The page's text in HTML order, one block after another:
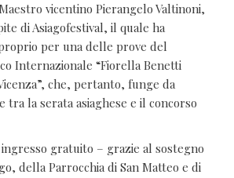
vicentino Pierangelo Valtinoni,
di Asiagofestival, il quale ha
per una delle prove del
Internazionale “Fiorella Benetti
che, pertanto, funge da
tra la serata asiaghese e il concorso
gratuito – grazie al sostegno
della Parrocchia di San Matteo e di